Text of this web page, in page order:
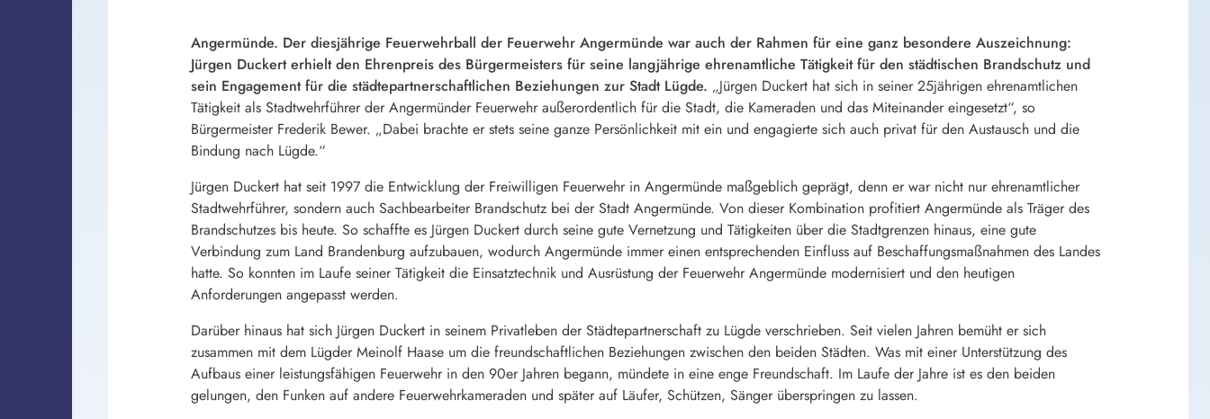
Angermünde. Der diesjährige Feuerwehrball der Feuerwehr Angermünde war auch der Rahmen für eine ganz besondere Auszeichnung:
Jürgen Duckert erhielt den Ehrenpreis des Bürgermeisters für seine langjährige ehrenamtliche Tätigkeit für den städtischen Brandschutz und
sein Engagement für die städtepartnerschaftlichen Beziehungen zur Stadt Lügde. „Jürgen Duckert hat sich in seiner 25jährigen ehrenamtlichen
Tätigkeit als Stadtwehrführer der Angermünder Feuerwehr außerordentlich für die Stadt, die Kameraden und das Miteinander eingesetzt“, so
Bürgermeister Frederik Bewer. „Dabei brachte er stets seine ganze Persönlichkeit mit ein und engagierte sich auch privat für den Austausch und die
Bindung nach Lügde.“
Jürgen Duckert hat seit 1997 die Entwicklung der Freiwilligen Feuerwehr in Angermünde maßgeblich geprägt, denn er war nicht nur ehrenamtlicher
Stadtwehrführer, sondern auch Sachbearbeiter Brandschutz bei der Stadt Angermünde. Von dieser Kombination profitiert Angermünde als Träger des
Brandschutzes bis heute. So schaffte es Jürgen Duckert durch seine gute Vernetzung und Tätigkeiten über die Stadtgrenzen hinaus, eine gute
Verbindung zum Land Brandenburg aufzubauen, wodurch Angermünde immer einen entsprechenden Einfluss auf Beschaffungsmaßnahmen des Landes
hatte. So konnten im Laufe seiner Tätigkeit die Einsatztechnik und Ausrüstung der Feuerwehr Angermünde modernisiert und den heutigen
Anforderungen angepasst werden.
Darüber hinaus hat sich Jürgen Duckert in seinem Privatleben der Städtepartnerschaft zu Lügde verschrieben. Seit vielen Jahren bemüht er sich
zusammen mit dem Lügder Meinolf Haase um die freundschaftlichen Beziehungen zwischen den beiden Städten. Was mit einer Unterstützung des
Aufbaus einer leistungsfähigen Feuerwehr in den 90er Jahren begann, mündete in eine enge Freundschaft. Im Laufe der Jahre ist es den beiden
gelungen, den Funken auf andere Feuerwehrkameraden und später auf Läufer, Schützen, Sänger überspringen zu lassen.